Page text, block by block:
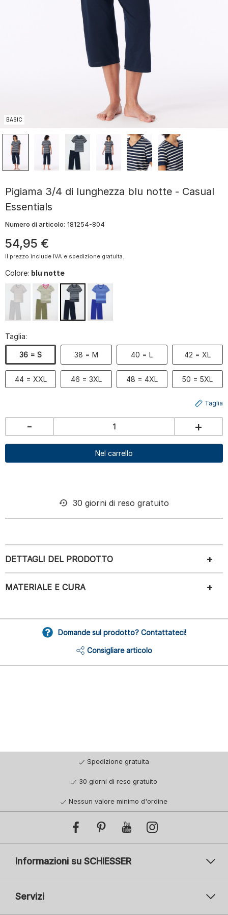
BASIC
Pigiama 3/4 di lunghezza blu notte - Casual
Essentials
Numero di articolo: 181254-804
54,95 €
Il prezzo include IVA e spedizione gratuita.
Colore: blu notte
Taglia:
36 = S 38 = M 40 = L 42 = XL
44 = XXL 46 = 3XL 48 = 4XL 50 = 5XL
Taglia
- +
Nel carrello
30 giorni di reso gratuito
DETTAGLI DEL PRODOTTO
MATERIALE E CURA
Domande sul prodotto? Contattateci!
Consigliare articolo
Spedizione gratuita
30 giorni di reso gratuito
Nessun valore minimo d'ordine
Informazioni su SCHIESSER
Servizi